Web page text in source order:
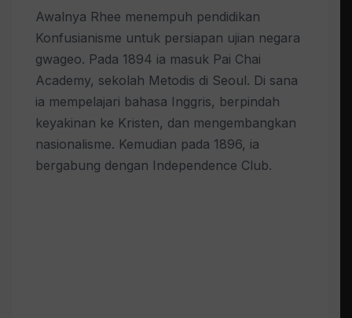
Awalnya Rhee menempuh pendidikan
Konfusianisme untuk persiapan ujian negara
gwageo. Pada 1894 ia masuk Pai Chai
Academy, sekolah Metodis di Seoul. Di sana
ia mempelajari bahasa Inggris, berpindah
keyakinan ke Kristen, dan mengembangkan
nasionalisme. Kemudian pada 1896, ia
bergabung dengan Independence Club.